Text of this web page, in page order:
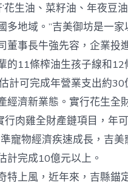
生油、菜籽油、年夜豆
多地域。”吉美御坊是一
董事長牛強先容，企業投
的11條榨油生孩子線和
計可完成年營業支出約30
濟新業態。實行花生全
肉雞全財產鏈項目，年
寵物經濟疾速成長，吉
計完成10億元以上。
上風，近年來，吉縣錨